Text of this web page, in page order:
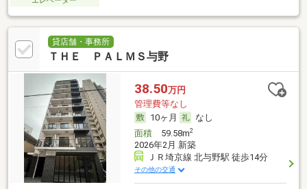
貸店舗・事務所
ＴＨＥ ＰＡＬＭＳ与野
38.50万円
管理費等なし
10ヶ月
なし
面積59.58m2
2026年2月 新築
ＪＲ埼京線 北与野駅 徒歩14分
その他の交通